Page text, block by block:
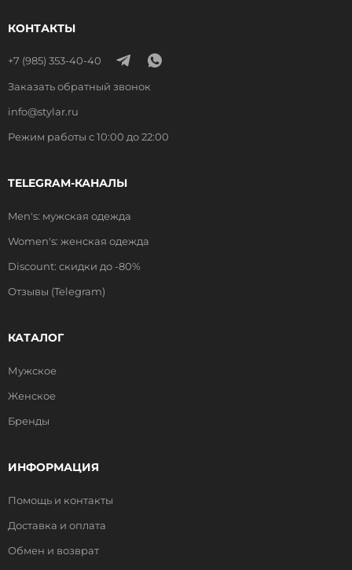
КОНТАКТЫ
+7 (985) 353-40-40
Заказать обратный звонок
info@stylar.ru
Режим работы с 10:00 до 22:00
TELEGRAM-КАНАЛЫ
Men's: мужская одежда
Women's: женская одежда
Discount: скидки до -80%
Отзывы (Telegram)
КАТАЛОГ
Мужское
Женское
Бренды
ИНФОРМАЦИЯ
Помощь и контакты
Доставка и оплата
Обмен и возврат